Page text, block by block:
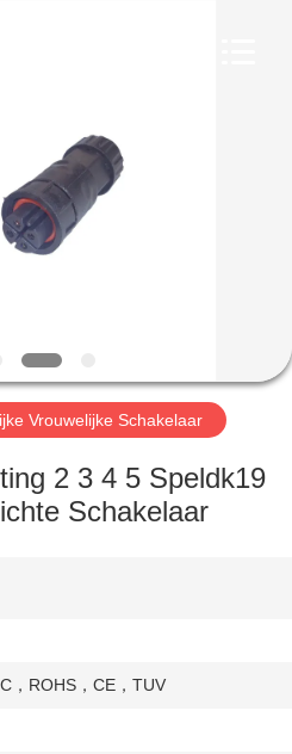
Vrouwelijke Schakelaar
2 3 4 5 Speldk19
Schakelaar
，ROHS，CE，TUV